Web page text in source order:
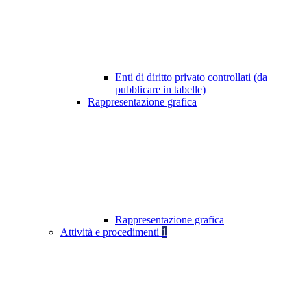
Enti di diritto privato controllati (da
pubblicare in tabelle)
Rappresentazione grafica
Rappresentazione grafica
Attività e procedimenti 1